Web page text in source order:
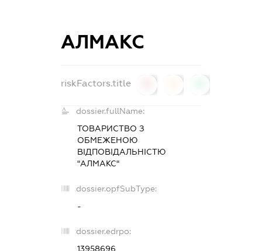
АЛМАКС
riskFactors.title
dossier.fullName:
ТОВАРИСТВО З
ОБМЕЖЕНОЮ
ВІДПОВІДАЛЬНІСТЮ
"АЛМАКС"
dossier.opfSubType:
-
dossier.edrpo:
13958696